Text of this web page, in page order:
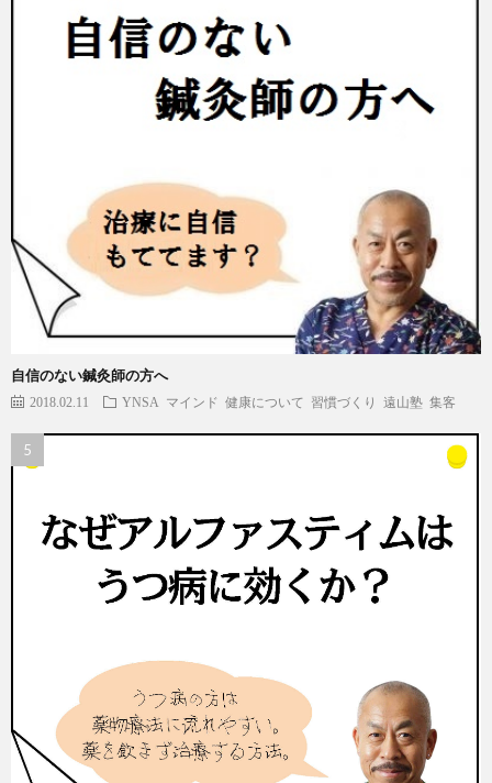
自信のない鍼灸師の方へ
2018.02.11 YNSA マインド 健康について 習慣づくり 遠山塾 集客